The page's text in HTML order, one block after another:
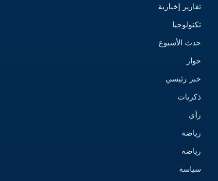
تقارير إخبارية
تكنولوجيا
حدث الأسبوع
حوار
خبر رئيسي
ذكريات
رأي
رياضة
رياضة
سياسة